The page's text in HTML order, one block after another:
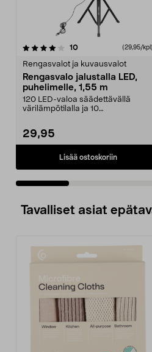
10arvostelut (29,95/kpl)
Rengasvalot ja kuvausvalot
Rengasvalo jalustalla LED,
puhelimelle, 1,55 m
120 LED-valoa säädettävällä
värilämpötilalla ja 10
29,95
Lisää ostoskoriin
4.0 viidestä
Tavalliset asiat